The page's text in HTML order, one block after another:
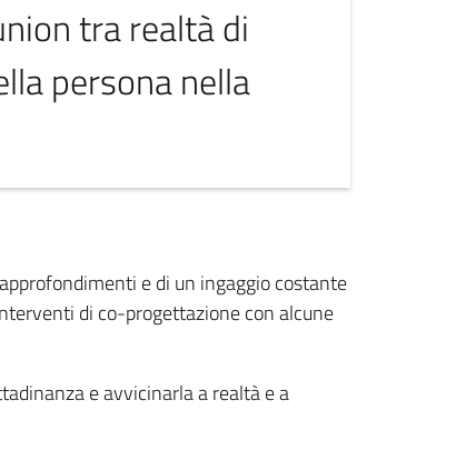
tra realtà di
persona nella
e di un ingaggio costante
di co-progettazione con alcune
e avvicinarla a realtà e a